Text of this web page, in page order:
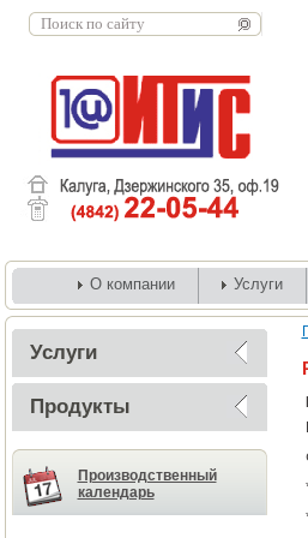
О компании Услуги
Услуги
Продукты
Производственный
календарь